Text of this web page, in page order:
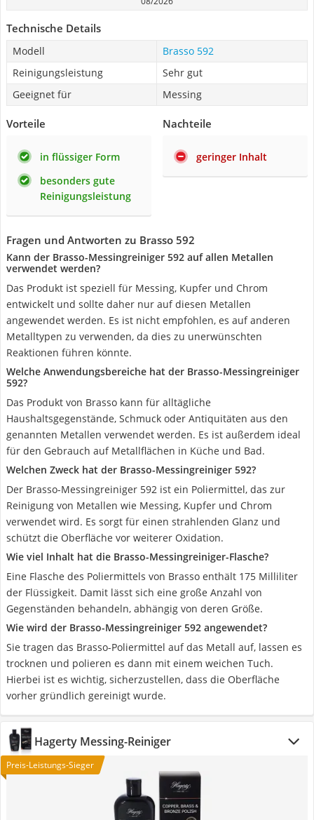
Technische Details
Modell
Brasso 592
Reinigungsleistung
Sehr gut
Geeignet für
Messing
Vorteile
in flüssiger Form
besonders gute
Reinigungsleistung
Nachteile
geringer Inhalt
Fragen und Antworten zu Brasso 592
Kann der Brasso-Messingreiniger 592 auf allen Metallen
verwendet werden?
Das Produkt ist speziell für Messing, Kupfer und Chrom
entwickelt und sollte daher nur auf diesen Metallen
angewendet werden. Es ist nicht empfohlen, es auf anderen
Metalltypen zu verwenden, da dies zu unerwünschten
Reaktionen führen könnte.
Welche Anwendungsbereiche hat der Brasso-Messingreiniger
592?
Das Produkt von Brasso kann für alltägliche
Haushaltsgegenstände, Schmuck oder Antiquitäten aus den
genannten Metallen verwendet werden. Es ist außerdem ideal
für den Gebrauch auf Metallflächen in Küche und Bad.
Welchen Zweck hat der Brasso-Messingreiniger 592?
Der Brasso-Messingreiniger 592 ist ein Poliermittel, das zur
Reinigung von Metallen wie Messing, Kupfer und Chrom
verwendet wird. Es sorgt für einen strahlenden Glanz und
schützt die Oberfläche vor weiterer Oxidation.
Wie viel Inhalt hat die Brasso-Messingreiniger-Flasche?
Eine Flasche des Poliermittels von Brasso enthält 175 Milliliter
der Flüssigkeit. Damit lässt sich eine große Anzahl von
Gegenständen behandeln, abhängig von deren Größe.
Wie wird der Brasso-Messingreiniger 592 angewendet?
Sie tragen das Brasso-Poliermittel auf das Metall auf, lassen es
trocknen und polieren es dann mit einem weichen Tuch.
Hierbei ist es wichtig, sicherzustellen, dass die Oberfläche
vorher gründlich gereinigt wurde.
Hagerty Messing-Reiniger
Preis-Leistungs-Sieger